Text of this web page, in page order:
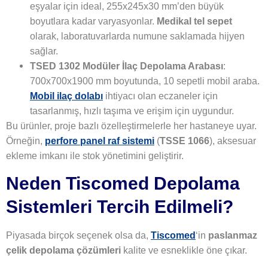
eşyalar için ideal, 255x245x30 mm’den büyük
boyutlara kadar varyasyonlar. Medikal tel sepet
olarak, laboratuvarlarda numune saklamada hijyen
sağlar.
TSED 1302 Modüler İlaç Depolama Arabası:
700x700x1900 mm boyutunda, 10 sepetli mobil araba.
Mobil ilaç dolabı ihtiyacı olan eczaneler için
tasarlanmış, hızlı taşıma ve erişim için uygundur.
Bu ürünler, proje bazlı özelleştirmelerle her hastaneye uyar.
Örneğin, perfore panel raf sistemi (TSSE 1066), aksesuar
ekleme imkanı ile stok yönetimini geliştirir.
Neden Tiscomed Depolama
Sistemleri Tercih Edilmeli?
Piyasada birçok seçenek olsa da, Tiscomed ‘in paslanmaz
çelik depolama çözümleri kalite ve esneklikle öne çıkar.